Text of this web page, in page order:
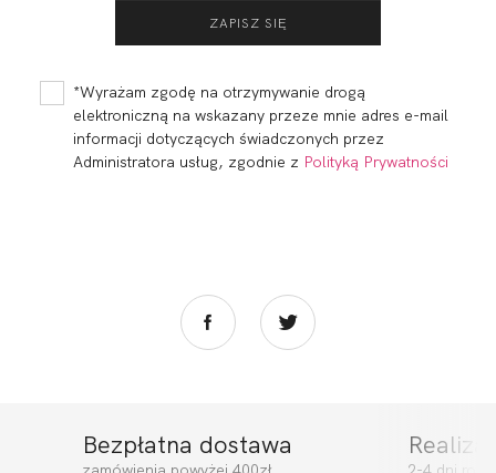
239,99 72,00 zł 277,00
CALIFORNIA SOFT
CALIFORNIA BRA
*Wyrażam zgodę na otrzymywanie drogą
elektroniczną na wskazany przeze mnie adres e-mail
informacji dotyczących świadczonych przez
Administratora usług, zgodnie z Polityką Prywatności
Bezpłatna dostawa